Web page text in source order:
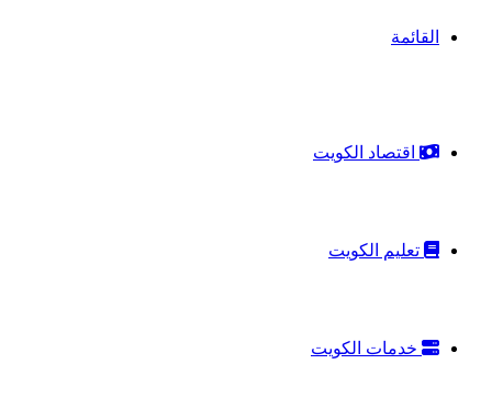
القائمة
اقتصاد الكويت
تعليم الكويت
خدمات الكويت